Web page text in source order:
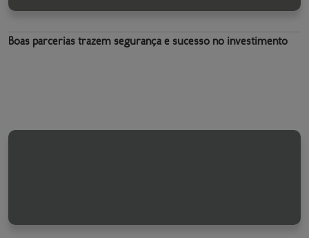
Boas parcerias trazem segurança e sucesso no investimento